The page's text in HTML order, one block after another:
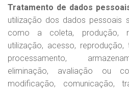
Tratamento de dados
utilização dos dados pessoais
como a coleta, produção,
utilização, acesso, reprodução,
processamento,
eliminação, avaliação ou
modificação, comunicação,